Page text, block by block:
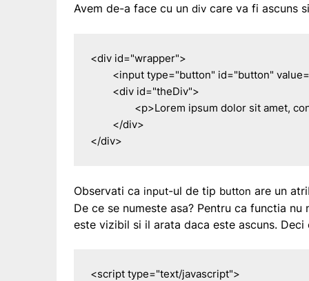
Avem de-a face cu un div care va fi ascuns
<div id="wrapper">
</div>
Observati ca input-ul de tip button are un
De ce se numeste asa? Pentru ca functia
este vizibil si il arata daca este ascuns.
<script type="text/javascript">